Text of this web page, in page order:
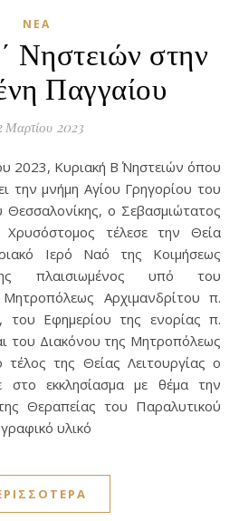
ΝΈΑ
Νηστειών στην
Παγγαίου
Μαρτίου 2023
την μνήμη Αγίου Γρηγορίου του
Θεσσαλονίκης, ο Σεβασμιώτατος
τέλεσε την Θεία
Ιερό Ναό της Κοιμήσεως
πλαισιωμένος υπό του
Αρχιμανδρίτου π.
Εφημερίου της ενορίας π.
του Διακόνου της Μητροπόλεως
της Θείας Λειτουργίας ο
στο εκκλησίασμα με θέμα την
Θεραπείας του Παραλυτικού
υλικό